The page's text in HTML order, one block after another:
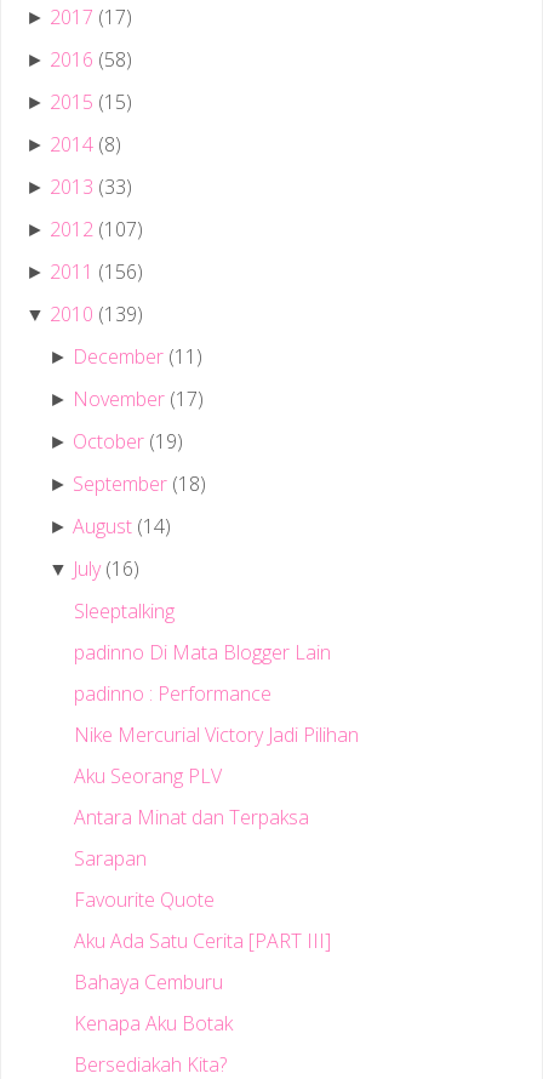
► 2017 (17)
► 2016 (58)
► 2015 (15)
► 2014 (8)
► 2013 (33)
► 2012 (107)
► 2011 (156)
▼ 2010 (139)
► December (11)
► November (17)
► October (19)
► September (18)
►August (14)
▼ July (16)
Sleeptalking
padinno Di Mata Blogger Lain
padinno : Performance
Nike Mercurial Victory Jadi Pilihan
Aku Seorang PLV
Antara Minat dan Terpaksa
Sarapan
Favourite Quote
Aku Ada Satu Cerita [PART III]
Bahaya Cemburu
Kenapa Aku Botak
Bersediakah Kita?